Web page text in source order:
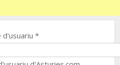
d'usuariu *